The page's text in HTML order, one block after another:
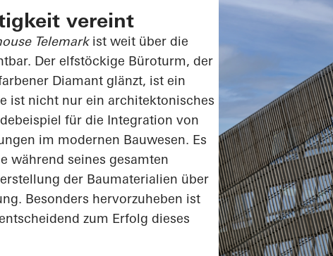
vereint
Telemarkist weit über die
Der elfstöckige Büroturm, der
Diamant glänzt, ist ein
ist nicht nur ein architektonisches
für die Integration von
im modernen Bauwesen. Es
während seines gesamten
der Baumaterialien über
Besonders hervorzuheben ist
zum Erfolg dieses